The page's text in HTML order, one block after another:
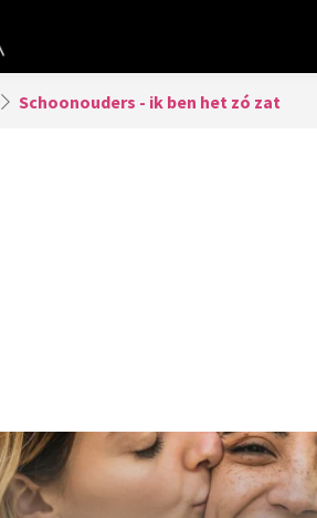
Schoonouders - ik ben het zó zat